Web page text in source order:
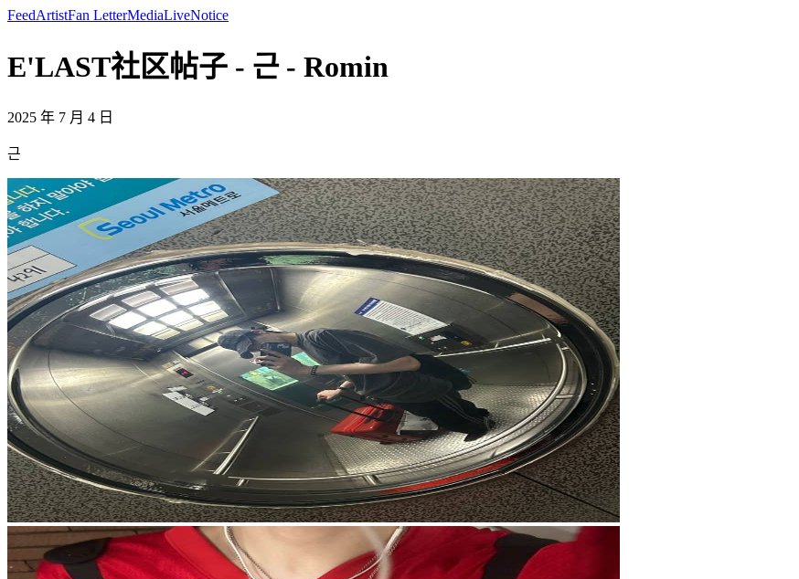
FeedArtistFan LetterMediaLiveNotice
E'LAST社区帖子 - 근 - Romin
2025 年 7 月 4 日
근